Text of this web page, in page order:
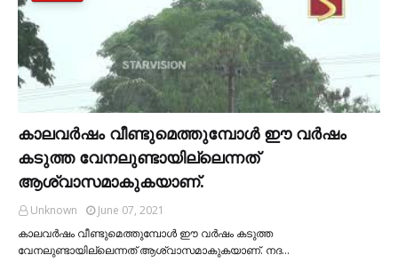
കാലവര്‍ഷം വീണ്ടുമെത്തുമ്പോള്‍ ഈ വര്‍ഷം
കടുത്ത വേനലുണ്ടായില്ലെന്നത്
ആശ്വാസമാകുകയാണ്.
Unknown
June 07, 2021
കാലവര്‍ഷം വീണ്ടുമെത്തുമ്പോള്‍ ഈ വര്‍ഷം കടുത്ത
വേനലുണ്ടായില്ലെന്നത് ആശ്വാസമാകുകയാണ്. നദ…